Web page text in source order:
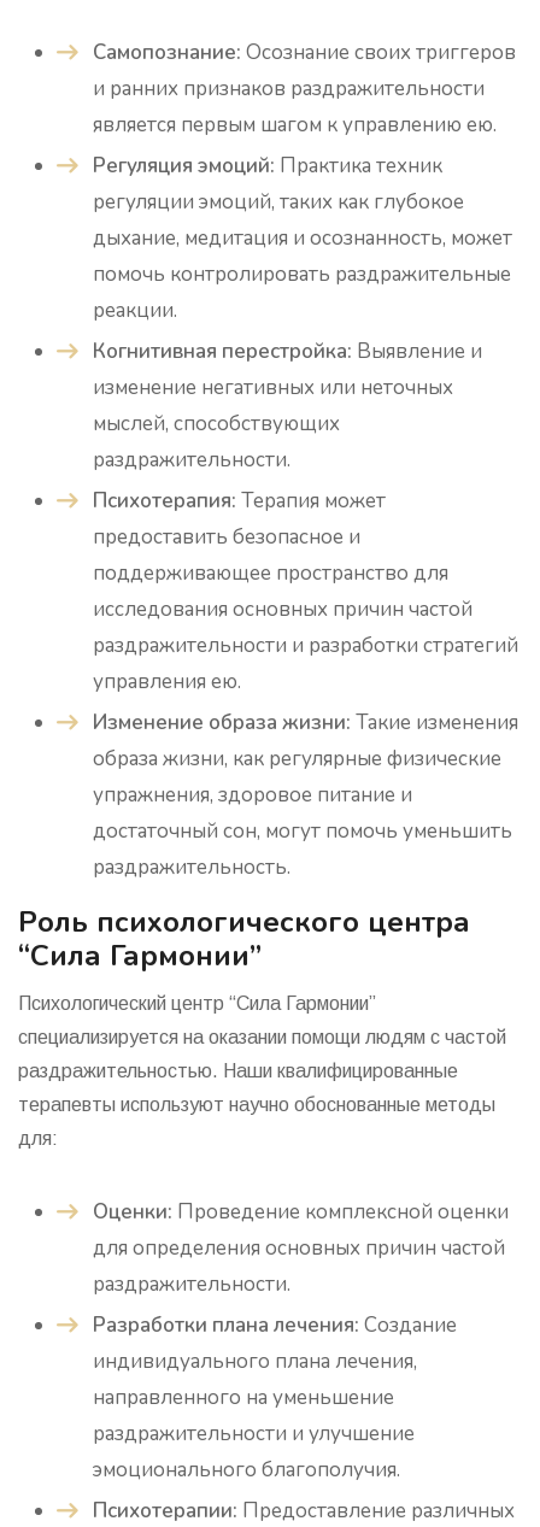
Самопознание: Осознание своих триггеров
и ранних признаков раздражительности
является первым шагом к управлению ею.
Регуляция эмоций: Практика техник
регуляции эмоций, таких как глубокое
дыхание, медитация и осознанность, может
помочь контролировать раздражительные
реакции.
Когнитивная перестройка: Выявление и
изменение негативных или неточных
мыслей, способствующих
раздражительности.
Психотерапия: Терапия может
предоставить безопасное и
поддерживающее пространство для
исследования основных причин частой
раздражительности и разработки стратегий
управления ею.
Изменение образа жизни: Такие изменения
образа жизни, как регулярные физические
упражнения, здоровое питание и
достаточный сон, могут помочь уменьшить
раздражительность.
Роль психологического центра
“Сила Гармонии”
Психологический центр “Сила Гармонии”
специализируется на оказании помощи людям с частой
раздражительностью. Наши квалифицированные
терапевты используют научно обоснованные методы
для:
Оценки: Проведение комплексной оценки
для определения основных причин частой
раздражительности.
Разработки плана лечения: Создание
индивидуального плана лечения,
направленного на уменьшение
раздражительности и улучшение
эмоционального благополучия.
Психотерапии: Предоставление различных